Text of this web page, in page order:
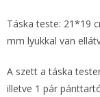
Táska teste: 21*19
mm lyukkal van
A szett a táska
illetve 1 pár